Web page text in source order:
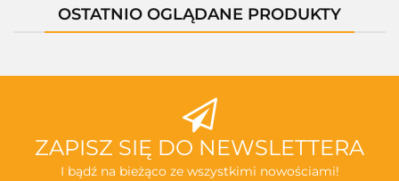
OSTATNIO OGLĄDANE PRODUKTY
ZAPISZ SIĘ DO NEWSLETTERA
I bądź na bieżąco ze wszystkimi nowościami!